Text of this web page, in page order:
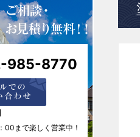
985-8770
00まで楽しく営業中！